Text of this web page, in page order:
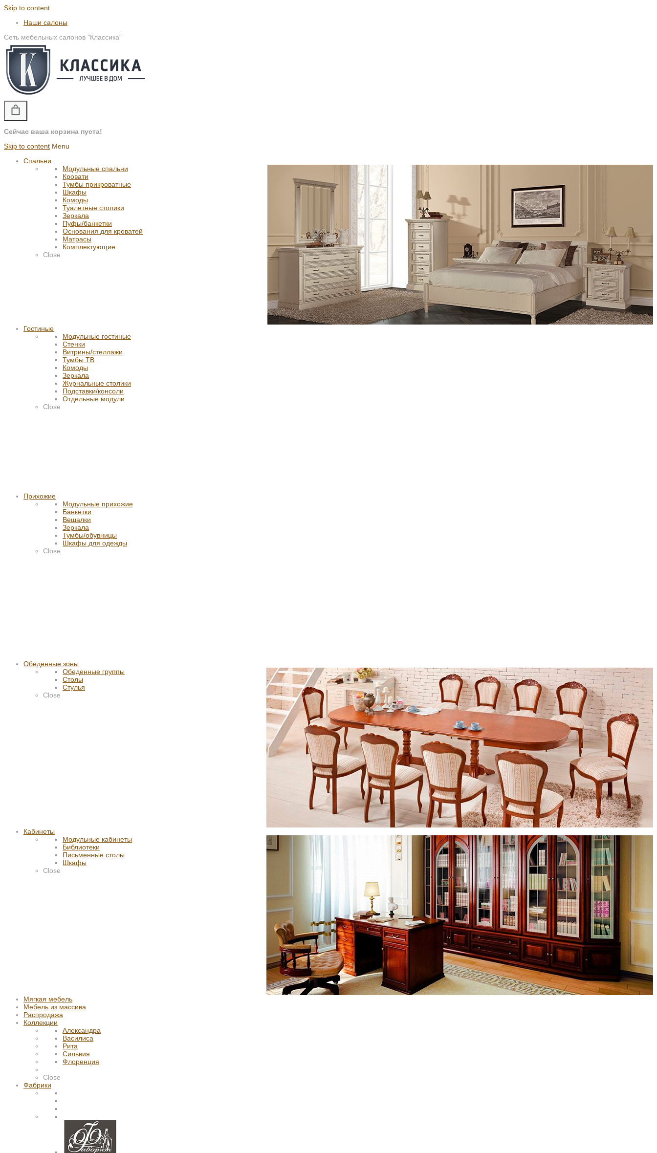
Skip to content
Наши салоны
Сеть мебельных салонов "Классика"
Сейчас ваша корзина пуста!
Skip to content Menu
Спальни
Модульные спальни
Кровати
Тумбы прикроватные
Шкафы
Комоды
Туалетные столики
Зеркала
Пуфы/банкетки
Основания для кроватей
Матрасы
Комплектующие
Close
Гостиные
Модульные гостиные
Стенки
Витрины/стеллажи
Тумбы ТВ
Комоды
Зеркала
Журнальные столики
Подставки/консоли
Отдельные модули
Close
Прихожие
Модульные прихожие
Банкетки
Вешалки
Зеркала
Тумбы/обувницы
Шкафы для одежды
Close
Обеденные зоны
Обеденные группы
Столы
Стулья
Close
Кабинеты
Модульные кабинеты
Библиотеки
Письменные столы
Шкафы
Close
Мягкая мебель
Мебель из массива
Распродажа
Коллекции
Александра
Василиса
Рита
Сильвия
Флоренция
Close
Фабрики